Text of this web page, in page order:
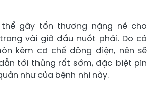
gây tổn thương nặng nề cho
vài giờ đầu nuốt phải. Do có
kèm cơ chế dòng điện, nên sẽ
tới thủng rất sớm, đặc biệt pin
như của bệnh nhi này.